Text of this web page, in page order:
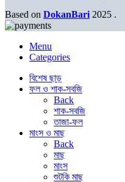
Based on DokanBari 2025 .
Menu
Categories
বিশেষ ছাড়
ফল ও শাক-সবজি
Back
শাক-সবজি
তাজা-ফল
মাংস ও মাছ
Back
মাছ
মাংস
শুটকি মাছ